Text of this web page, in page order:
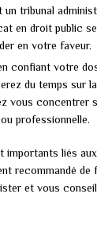
tribunal
en droit public
en votre faveur.
confiant votre
du temps sur
vous concentrer
professionnelle.
importants liés
recommandé de
et vous